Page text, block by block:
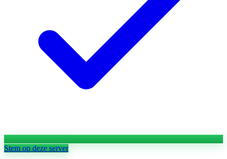
Stem op deze server